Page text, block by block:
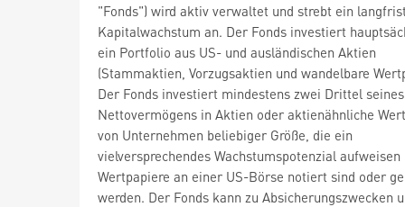
"Fonds") wird aktiv verwaltet und strebt ein
Kapitalwachstum an. Der Fonds investiert
ein Portfolio aus US- und ausländischen Aktien
(Stammaktien, Vorzugsaktien und wandelbare
Der Fonds investiert mindestens zwei Drittel seines
Nettovermögens in Aktien oder aktienähnliche
von Unternehmen beliebiger Größe, die ein
vielversprechendes Wachstumspotenzial aufweisen
Wertpapiere an einer US-Börse notiert sind oder
werden. Der Fonds kann zu Absicherungszwecken